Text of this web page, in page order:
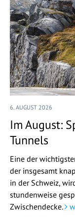
6. AUGUST 2026
Im August:
Tunnels
Eine der
der insgesamt
in der Schweiz,
stundenweise
Zwischendecke.